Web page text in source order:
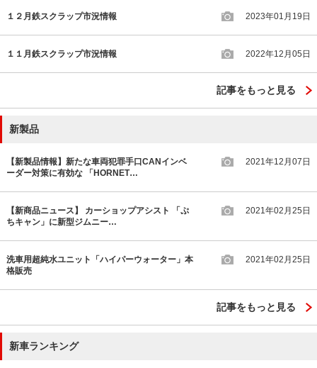
１２月鉄スクラップ市況情報 2023年01月19日
１１月鉄スクラップ市況情報 2022年12月05日
記事をもっと見る
新製品
【新製品情報】新たな車両犯罪手口CANインベ
ーダー対策に有効な 「HORNET…
2021年12月07日
【新商品ニュース】 カーショップアシスト 「ぷ
ちキャン」に新型ジムニー…
2021年02月25日
洗車用超純水ユニット「ハイパーウォーター」本
格販売
2021年02月25日
記事をもっと見る
新車ランキング